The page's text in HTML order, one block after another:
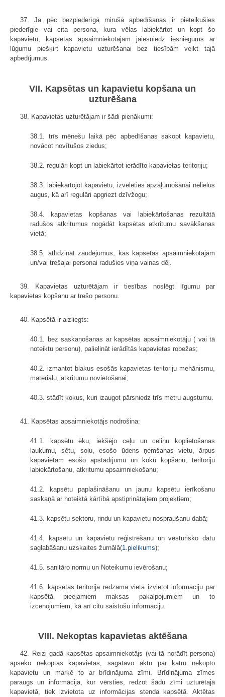
37. Ja pēc bezpiederīgā mirušā apbedīšanas ir pieteikušies
piederīgie vai cita persona, kura vēlas labiekārtot un kopt šo
kapavietu, kapsētas apsaimniekotājam jāiesniedz iesniegums ar
lūgumu piešķirt kapavietu uzturēšanai bez tiesībām veikt tajā
apbedījumus.
VII. Kapsētas un kapavietu kopšana un
uzturēšana
38. Kapavietas uzturētājam ir šādi pienākumi:
38.1. trīs mēnešu laikā pēc apbedīšanas sakopt kapavietu,
novācot novītušos ziedus;
38.2. regulāri kopt un labiekārtot ierādīto kapavietas teritoriju;
38.3. labiekārtojot kapavietu, izvēlēties apzaļumošanai nelielus
augus, kā arī regulāri apgriezt dzīvžogu;
38.4. kapavietas kopšanas vai labiekārtošanas rezultātā
radušos atkritumus nogādāt kapsētas atkritumu savākšanas
vietā;
38.5. atlīdzināt zaudējumus, kas kapsētas apsaimniekotājam
un/vai trešajai personai radušies viņa vainas dēļ.
39. Kapavietas uzturētājam ir tiesības noslēgt līgumu par
kapavietas kopšanu ar trešo personu.
40. Kapsētā ir aizliegts:
40.1. bez saskaņošanas ar kapsētas apsaimniekotāju ( vai tā
noteiktu personu), palielināt ierādītās kapavietas robežas;
40.2. izmantot blakus esošās kapavietas teritoriju mehānismu,
materiālu, atkritumu novietošanai;
40.3. stādīt kokus, kuri izaugot pārsniedz trīs metru augstumu.
41. Kapsētas apsaimniekotājs nodrošina:
41.1. kapsētu ēku, iekšējo ceļu un celiņu koplietošanas
laukumu, sētu, solu, esošo ūdens ņemšanas vietu, ārpus
kapavietām esošo apstādījumu un koku kopšanu, teritoriju
labiekārtošanu, atkritumu apsaimniekošanu;
41.2. kapsētu paplašināšanu un jaunu kapsētu ierīkošanu
saskaņā ar noteiktā kārtībā apstiprinātajiem projektiem;
41.3. kapsētu sektoru, rindu un kapavietu nospraušanu dabā;
41.4. kapsētu un kapavietu reģistrēšanu un vēsturisko datu
saglabāšanu uzskaites žurnālā(1.pielikums);
41.5. sanitāro normu un Noteikumu ievērošanu;
41.6. kapsētas teritorijā redzamā vietā izvietot informāciju par
kapsētā pieejamiem maksas pakalpojumiem un to
izcenojumiem, kā arī citu saistošu informāciju.
VIII. Nekoptas kapavietas aktēšana
42. Reizi gadā kapsētas apsaimniekotājs (vai tā norādīt persona)
apseko nekoptās kapavietas, sagatavo aktu par katru nekopto
kapavietu un marķē to ar brīdinājuma zīmi. Brīdinājuma zīmes
paraugs un informācija, kur vērsties, redzot šādu zīmi uzturētajā
kapavietā, tiek izvietota uz informācijas stenda kapsētā. Aktētas